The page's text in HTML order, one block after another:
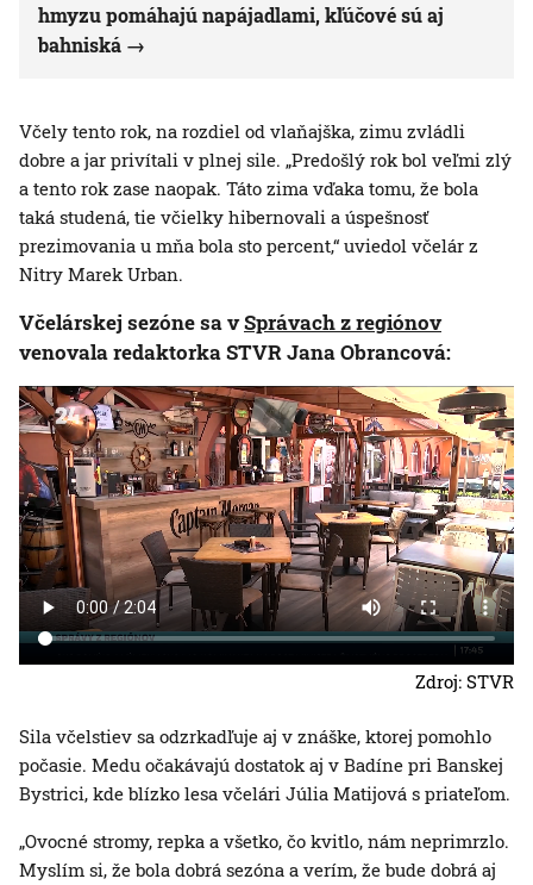
hmyzu pomáhajú napájadlami, kľúčové sú aj
bahniská
Včely tento rok, na rozdiel od vlaňajška, zimu zvládli
dobre a jar privítali v plnej sile. „Predošlý rok bol veľmi zlý
a tento rok zase naopak. Táto zima vďaka tomu, že bola
taká studená, tie včielky hibernovali a úspešnosť
prezimovania u mňa bola sto percent,“ uviedol včelár z
Nitry Marek Urban.
Včelárskej sezóne sa vSprávach z regiónov
venovala redaktorka STVR Jana Obrancová:
Zdroj: STVR
Sila včelstiev sa odzrkadľuje aj v znáške, ktorej pomohlo
počasie. Medu očakávajú dostatok aj v Badíne pri Banskej
Bystrici, kde blízko lesa včelári Júlia Matijová s priateľom.
„Ovocné stromy, repka a všetko, čo kvitlo, nám neprimrzlo.
Myslím si, že bola dobrá sezóna a verím, že bude dobrá aj